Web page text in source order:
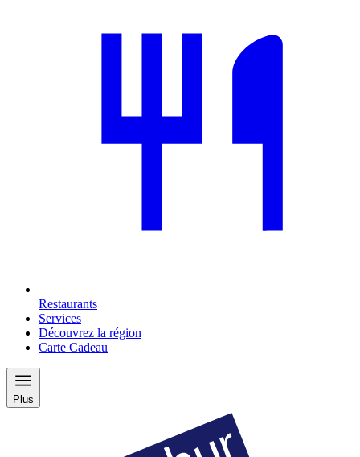
Restaurants
Services
Découvrez la région
Carte Cadeau
Plus